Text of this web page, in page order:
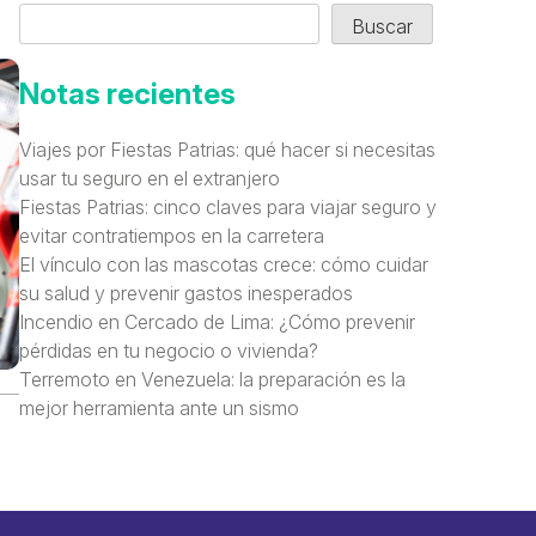
Buscar
Notas recientes
Viajes por Fiestas Patrias: qué hacer si necesitas
usar tu seguro en el extranjero
Fiestas Patrias: cinco claves para viajar seguro y
evitar contratiempos en la carretera
El vínculo con las mascotas crece: cómo cuidar
su salud y prevenir gastos inesperados
Incendio en Cercado de Lima: ¿Cómo prevenir
pérdidas en tu negocio o vivienda?
Terremoto en Venezuela: la preparación es la
mejor herramienta ante un sismo